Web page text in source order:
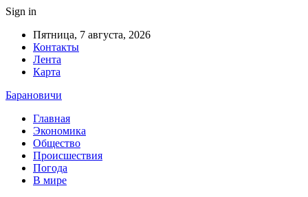
Sign in
Пятница, 7 августа, 2026
Контакты
Лента
Карта
Барановичи
Главная
Экономика
Общество
Происшествия
Погода
В мире